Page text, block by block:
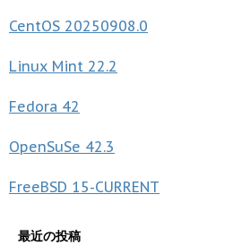
CentOS 20250908.0
Linux Mint 22.2
Fedora 42
OpenSuSe 42.3
FreeBSD 15-CURRENT
最近の投稿